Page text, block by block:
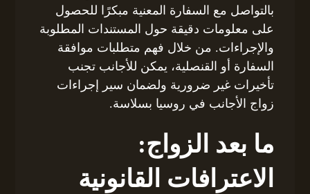
بالتواصل مع السفارة المعنية مبكرًا للحصول
على معلومات دقيقة حول المستندات المطلوبة
والإجراءات. من خلال فهم متطلبات موافقة
السفارة أو القنصلية، يمكن للأجانب تجنب
تأخيرات غير ضرورية ولضمان سير إجراءات
زواج الأجانب في روسيا بسلاسة.
ما بعد الزواج:
الاعترافات القانونية